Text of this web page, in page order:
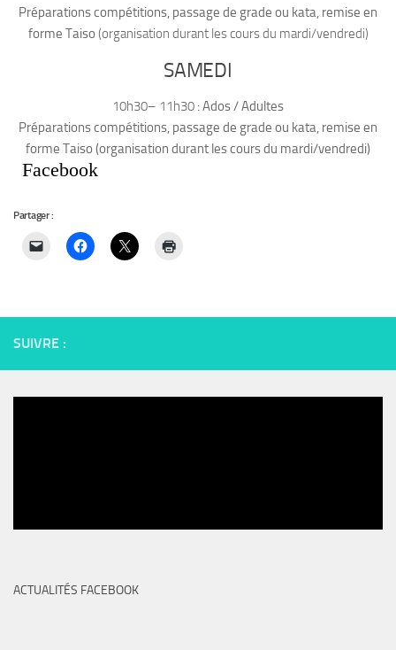
Préparations compétitions, passage de grade ou kata, remise en
forme Taiso (organisation durant les cours du mardi/vendredi)
SAMEDI
10h30– 11h30 : Ados / Adultes
Préparations compétitions, passage de grade ou kata, remise en
forme Taiso (organisation durant les cours du mardi/vendredi)
Facebook
Partager :
SUIVRE :
ACTUALITÉS FACEBOOK